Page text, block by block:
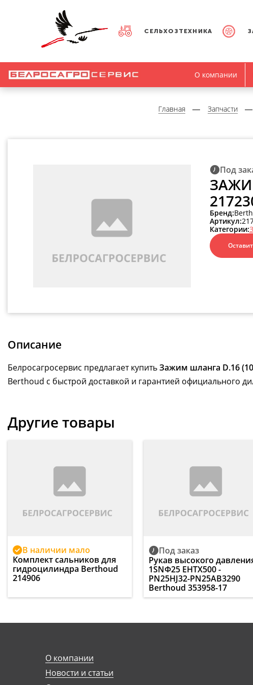
СЕЛЬХОЗТЕХНИКА
О компании
Главная Запчасти
Под
Бренд:
Артикул:
Категории:
Описание
Белросагросервис предлагает купитьЗажим шланга D.16
Berthoud с быстрой доставкой и гарантией официального
Другие товары
В наличии мало
Комплект сальников для
гидроцилиндра Berthoud
214906
Под заказ
Рукав высокого
1SNФ25 ЕНТХ500 -
PN25HJ32-PN25AB3290
Berthoud 353958-17
О компании
Новости и статьи